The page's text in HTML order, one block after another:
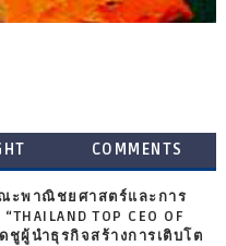
COMMENTS
ณะพาณิชยศาสตร์และการ
TOP CEO OF
ดชูผู้นำธุรกิจสร้างการเติบโต